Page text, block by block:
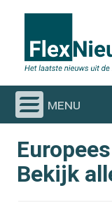
menu
Bekijk